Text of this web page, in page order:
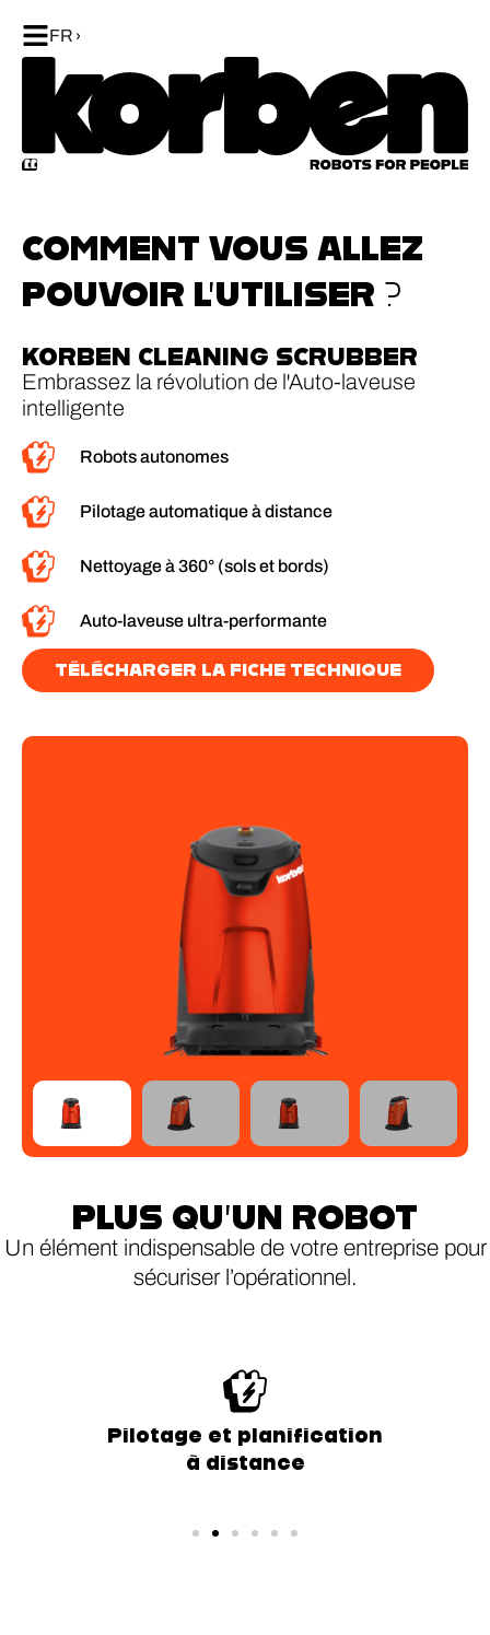
FR
COMMENT VOUS ALLEZ
POUVOIR L’UTILISER ?
KORBEN CLEANING SCRUBBER
Embrassez la révolution de l'Auto-laveuse
intelligente
Robots autonomes
Pilotage automatique à distance
Nettoyage à 360° (sols et bords)
Auto-laveuse ultra-performante
TÉLÉCHARGER LA FICHE TECHNIQUE
PLUS QU’UN ROBOT
Un élément indispensable de votre entreprise pour
sécuriser l’opérationnel.
Pilotage et planification
à distance